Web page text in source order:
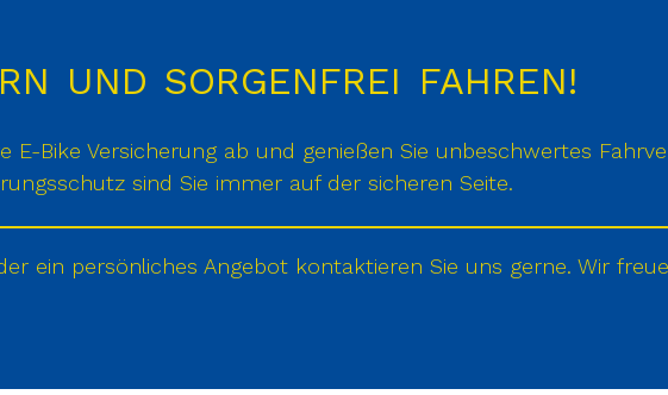
UND SORGENFREI FAHREN!
E-Bike Versicherung ab und genießen Sie unbeschwertes
sind Sie immer auf der sicheren Seite.
ein persönliches Angebot kontaktieren Sie uns gerne. Wir